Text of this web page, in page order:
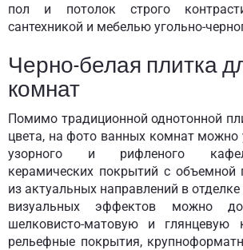
пол и потолок строго
сантехникой и мебелью угольно-
Черно-белая плитка
комнат
Помимо традиционной однотонной
цвета, на фото ванных комнат можно
узорного и рифленого
керамических покрытий с объемной
из актуальных направлений в
визуальных эффектов можно
шелковисто-матовую и глянцевую
рельефные покрытия,